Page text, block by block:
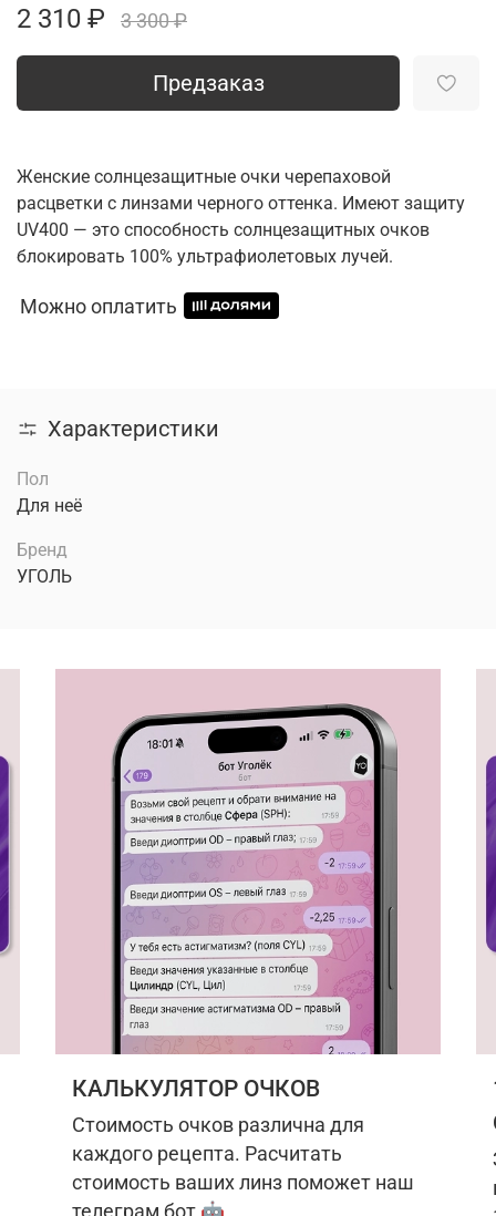
2 310 ₽ 3 300 ₽
Предзаказ
Женские солнцезащитные очки черепаховой
расцветки с линзами черного оттенка. Имеют защиту
UV400 — это способность солнцезащитных очков
блокировать 100% ультрафиолетовых лучей.
Можно оплатить
Характеристики
Пол
Для неё
Бренд
УГОЛЬ
КАЛЬКУЛЯТОР ОЧКОВ
Стоимость очков различна для
каждого рецепта. Расчитать
стоимость ваших линз поможет наш